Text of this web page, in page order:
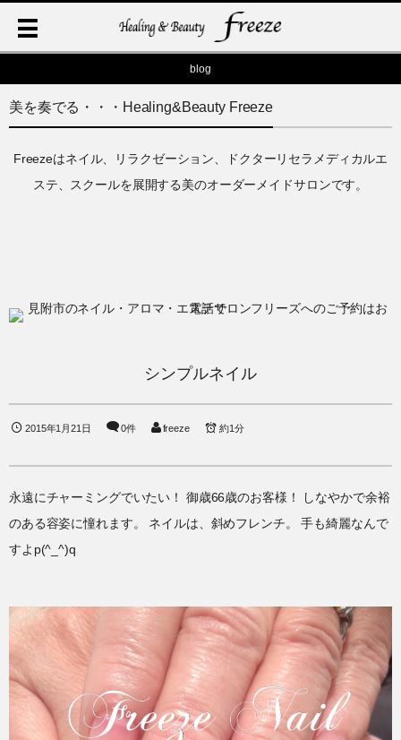
blog
美を奏でる・・・Healing&Beauty Freeze
Freezeはネイル、リラクゼーション、ドクターリセラメディカルエ
ステ、スクールを展開する美のオーダーメイドサロンです。
シンプルネイル
2015年1月21日 0件 freeze 約1分
永遠にチャーミングでいたい！ 御歳66歳のお客様！ しなやかで余裕
のある容姿に憧れます。 ネイルは、斜めフレンチ。 手も綺麗なんで
すよp(^_^)q